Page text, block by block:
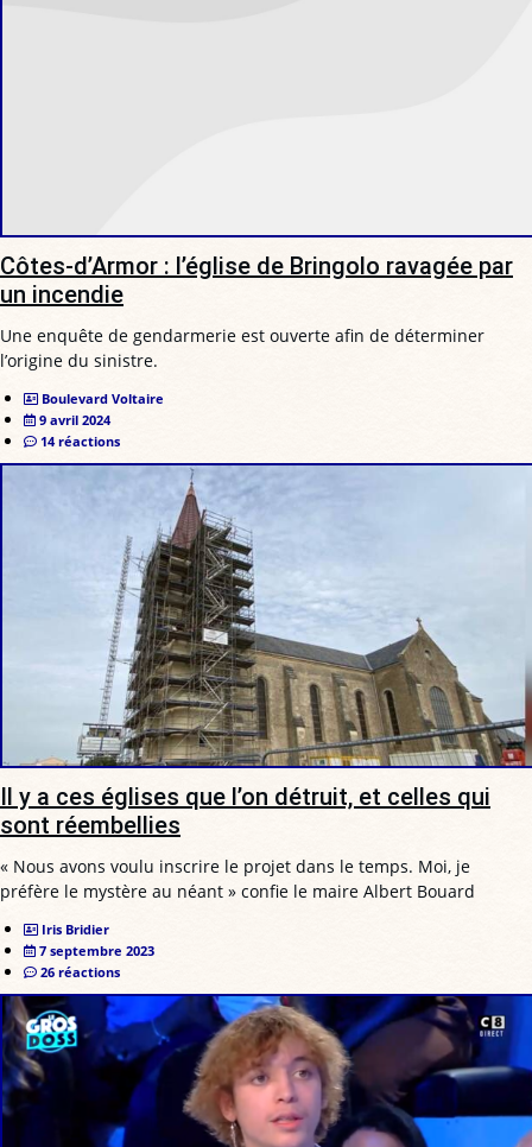
Côtes-d’Armor : l’église de Bringolo ravagée par
un incendie
Une enquête de gendarmerie est ouverte afin de déterminer
l’origine du sinistre.
Boulevard Voltaire
9 avril 2024
14 réactions
Il y a ces églises que l’on détruit, et celles qui
sont réembellies
« Nous avons voulu inscrire le projet dans le temps. Moi, je
préfère le mystère au néant » confie le maire Albert Bouard
Iris Bridier
7 septembre 2023
26 réactions